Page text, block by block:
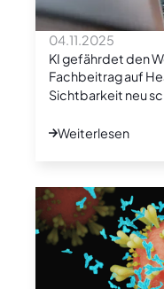
04.11.2025
KI gefährdet den
Fachbeitrag auf
Sichtbarkeit neu
Weiterlesen